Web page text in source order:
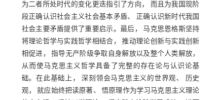
为二者所处时代的变化更迭指引了方向， 而且为我国现阶
段正确认识社会主义社会基本矛盾、 正确认识新时代我国
社会主要矛盾提供了重要启示。最后， 马克思恩格斯坚持
将理论哲学与实践哲学相结合， 推动理论创新与实践创新
相促进， 指导无产阶级争取自身解放以及整个人类解放，
从而使马克思主义哲学具备了完整的存在论与认识论基
础。在此基础上， 深刻领会马克思主义的世界观、 历史
观， 就应始终把读原著、 悟原理作为学习马克思主义理论